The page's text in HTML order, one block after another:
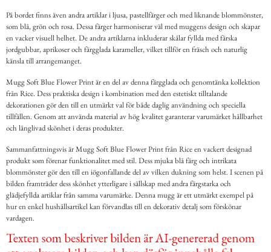
På bordet finns även andra artiklar i ljusa, pastellfärger och med liknande blommönster,
som blå, grön och rosa. Dessa färger harmoniserar väl med muggens design och skapar
en vacker visuell helhet. De andra artiklarna inkluderar skålar fyllda med färska
jordgubbar, aprikoser och färgglada karameller, vilket tillför en fräsch och naturlig
känsla till arrangemanget.
Mugg Soft Blue Flower Print är en del av denna färgglada och genomtänka kollektion
från Rice. Dess praktiska design i kombination med den estetiskt tilltalande
dekorationen gör den till en utmärkt val för både daglig användning och speciella
tillfällen. Genom att använda material av hög kvalitet garanterar varumärket hållbarhet
och långlivad skönhet i deras produkter.
Sammanfattningsvis är Mugg Soft Blue Flower Print från Rice en vackert designad
produkt som förenar funktionalitet med stil. Dess mjuka blå färg och intrikata
blommönster gör den till en iögonfallande del av vilken dukning som helst. I scenen på
bilden framträder dess skönhet ytterligare i sällskap med andra färgstarka och
glädjefyllda artiklar från samma varumärke. Denna mugg är ett utmärkt exempel på
hur en enkel hushållsartikel kan förvandlas till en dekorativ detalj som förskönar
vardagen.